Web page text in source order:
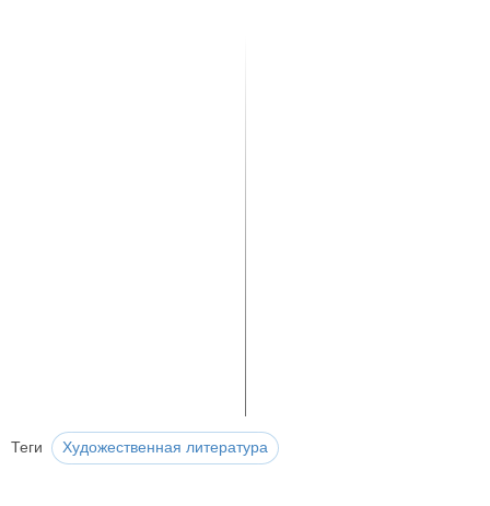
Теги Художественная литература